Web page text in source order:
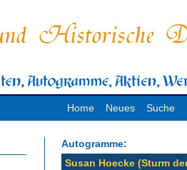
Home Neues Suche
Autogramme:
Susan Hoecke (Sturm